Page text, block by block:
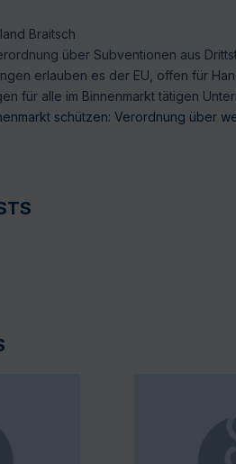
Braitsch
über Subventionen aus
erlauben es der EU, offen für
für alle im Binnenmarkt tätigen
schützen: Verordnung über